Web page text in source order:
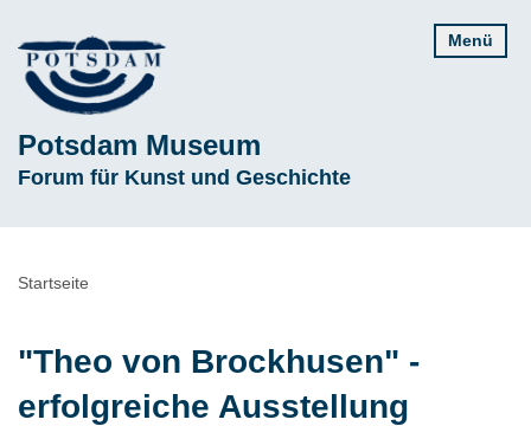
zum
Inhalt
Potsdam Museum
Subline
Forum für Kunst und Geschichte
Menü
Pfadnavigation
Startseite
"Theo von Brockhusen" -
erfolgreiche Ausstellung